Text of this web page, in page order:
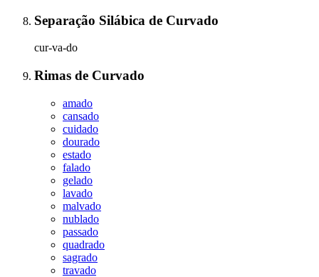
Separação Silábica de Curvado
cur-va-do
Rimas de Curvado
amado
cansado
cuidado
dourado
estado
falado
gelado
lavado
malvado
nublado
passado
quadrado
sagrado
travado